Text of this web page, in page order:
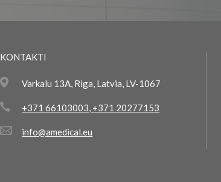
KONTAKTI
Varkalu 13A, Riga, Latvia, LV-1067
+371 66103003, +371 20277153
info@amedical.eu